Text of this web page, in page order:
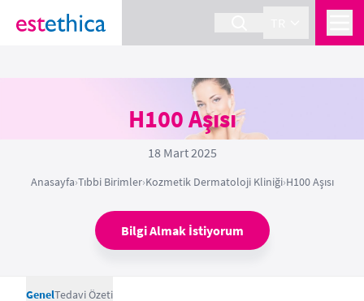
H100 Aşısı
18 Mart 2025
Anasayfa›Tıbbi Birimler›Kozmetik Dermatoloji Kliniği›H100 Aşısı
Bilgi Almak İstiyorum
GenelTedavi Özeti